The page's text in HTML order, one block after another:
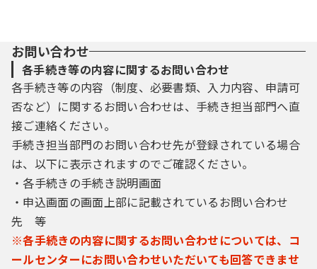
お問い合わせ
各手続き等の内容に関するお問い合わせ
各手続き等の内容（制度、必要書類、入力内容、申請可
否など）に関するお問い合わせは、手続き担当部門へ直
接ご連絡ください。
手続き担当部門のお問い合わせ先が登録されている場合
は、以下に表示されますのでご確認ください。
・各手続きの手続き説明画面
・申込画面の画面上部に記載されているお問い合わせ
先 等
※各手続きの内容に関するお問い合わせについては、コ
ールセンターにお問い合わせいただいても回答できませ